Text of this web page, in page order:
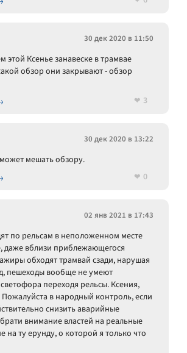
30 дек 2020 в 11:50
этой Ксенье занавеске в трамвае
обзор они закрывают - обзор
3
30 дек 2020 в 13:22
мешать обзору.
0
02 янв 2021 в 17:43
по рельсам в неположенном месте
даже вблизи приблежающегося
обходят трамвай сзади, нарушая
пешеходы вообще не умеют
переходя рельсы. Ксения,
в народный контроль, если
снизить аварийные
внимание властей на реальные
на ту ерунду, о которой я только что